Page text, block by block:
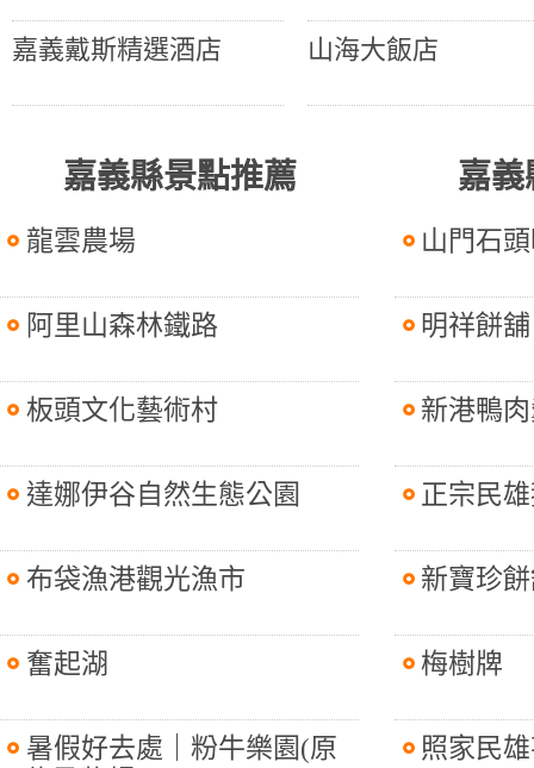
嘉義戴斯精選酒店 山海大飯店
嘉義縣景點推薦
龍雲農場
阿里山森林鐵路
板頭文化藝術村
達娜伊谷自然生態公園
布袋漁港觀光漁市
奮起湖
暑假好去處｜粉牛樂園(原
嘉義
山門石
明祥餅舖
新港鴨
正宗民
新寶珍
梅樹牌
照家民